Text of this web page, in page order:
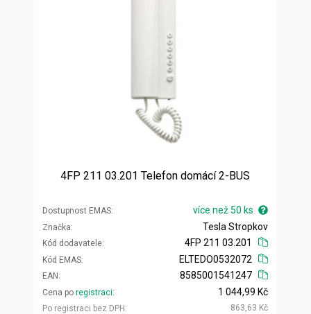
4FP 211 03.201 Telefon domácí 2-BUS
Dostupnost EMAS více než 50 ks
Značka
Kód dodavatele
Tesla Stropkov
4FP 211 03.201
Kód EMAS
EAN
ELTEDO0532072
8585001541247
Cena po registraci
Po registraci bez DPH
1 044,99 Kč
863,63 Kč